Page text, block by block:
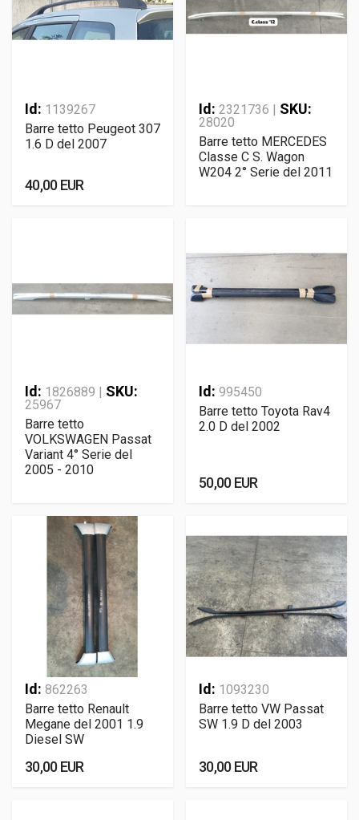
Id: 1139267
Barre tetto Peugeot 307
1.6 D del 2007
40,00 EUR
Id: 2321736 | SKU:
28020
Barre tetto MERCEDES
Classe C S. Wagon
W204 2° Serie del 2011
Id: 1826889 | SKU:
25967
Barre tetto
VOLKSWAGEN Passat
Variant 4° Serie del
2005 - 2010
Id: 995450
Barre tetto Toyota Rav4
2.0 D del 2002
50,00 EUR
Id: 862263
Barre tetto Renault
Megane del 2001 1.9
Diesel SW
30,00 EUR
Id: 1093230
Barre tetto VW Passat
SW 1.9 D del 2003
30,00 EUR